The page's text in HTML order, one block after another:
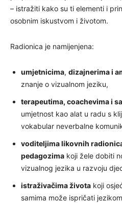
– istražiti kako su ti elementi i
osobnim iskustvom i životom.
Radionica je namijenjena:
umjetnicima, dizajnerima i
znanje o vizualnom jeziku,
terapeutima, coachevima i
umjetnost kao alat u radu s
vokabular neverbalne
voditeljima likovnih
pedagozima koji žele dobiti
vizualnog jezika u razvoju
istraživačima života koji
samima može ispričati